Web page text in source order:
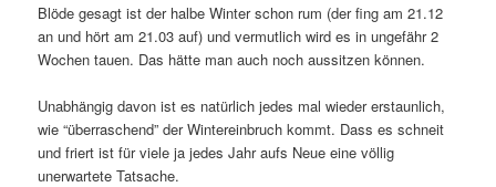
Blöde gesagt ist der halbe Winter schon rum (der fing am 21.12
an und hört am 21.03 auf) und vermutlich wird es in ungefähr 2
Wochen tauen. Das hätte man auch noch aussitzen können.
Unabhängig davon ist es natürlich jedes mal wieder erstaunlich,
wie “überraschend” der Wintereinbruch kommt. Dass es schneit
und friert ist für viele ja jedes Jahr aufs Neue eine völlig
unerwartete Tatsache.